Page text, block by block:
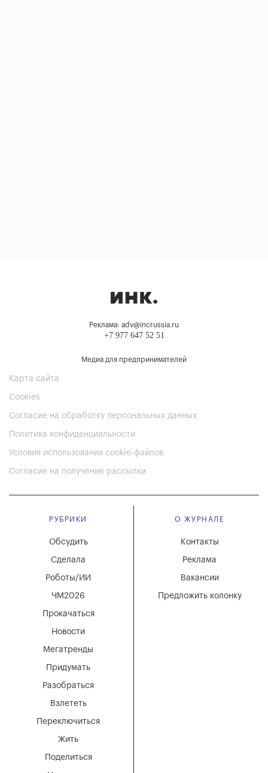
Реклама: adv@incrussia.ru
+7 977 647 52 51
Медиа для предпринимателей
Карта сайта
Cookies
Согласие на обработку персональных данных
Политика конфиденциальности
Условия использования cookie-файлов
Согласие на получение рассылки
РУБРИКИ
Мегатренды
Придумать
Разобраться
Взлететь
Новости
Переключиться
Жить
Поделиться
Обсудить
Сделала
Роботы/ИИ
ЧМ2026
Прокачаться
О ЖУРНАЛЕ
Вакансии
Реклама
Контакты
Предложить колонку